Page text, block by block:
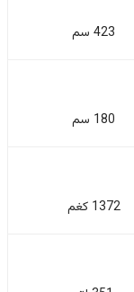
423 سم
180 سم
1372 كغم